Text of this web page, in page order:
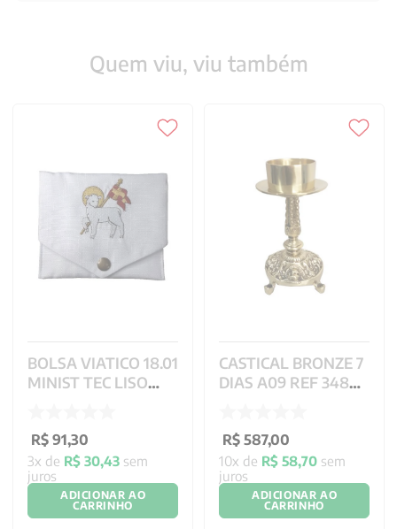
Quem viu, viu também
BOLSA VIATICO 18.01
MINIST TEC LISO
R$ 91,30
3x de R$ 30,43 sem
juros
ADICIONAR AO
CARRINHO
CASTICAL BRONZE 7
DIAS A09 REF 348
R$ 587,00
10x de R$ 58,70 sem
juros
ADICIONAR AO
CARRINHO